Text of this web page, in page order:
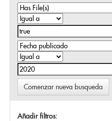
Comenzar nueva busqueda
Añadir filtros: